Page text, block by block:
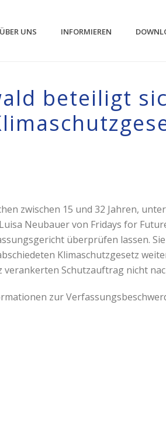
ÜBER UNS INFORMIEREN
beteiligt
zwischen 15 und 32 Jahren,
Neubauer von Fridays for
überprüfen lassen.
Klimaschutzgesetz
verankerten Schutzauftrag nicht
zur